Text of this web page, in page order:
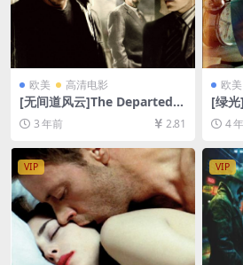
欧美 高清电影
[无间道风云]The Departed
(2006)[百度网盘+迅雷云盘资
源1080P超清未删减][MP4/9
GB][中英字幕]
3 年前 2.81
欧美
[绿
[百
P超
文字
4
VIP VIP